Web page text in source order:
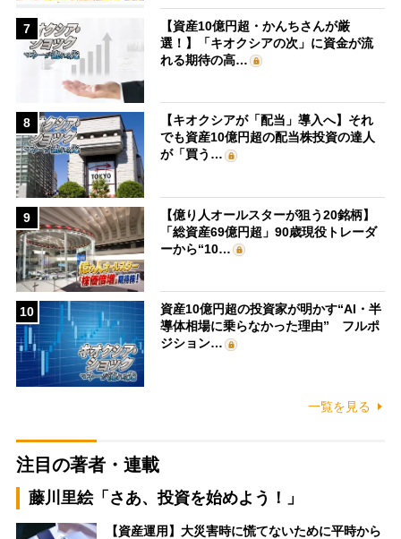
7
【資産10億円超・かんちさんが厳
選！】「キオクシアの次」に資金が流
れる期待の高…
8
【キオクシアが「配当」導入へ】それ
でも資産10億円超の配当株投資の達人
が「買う…
9
【億り人オールスターが狙う20銘柄】
「総資産69億円超」90歳現役トレーダ
ーから“10…
10
資産10億円超の投資家が明かす“AI・半
導体相場に乗らなかった理由” フルポ
ジション…
一覧を見る
注目の著者・連載
藤川里絵「さあ、投資を始めよう！」
【資産運用】大災害時に慌てないために平時から